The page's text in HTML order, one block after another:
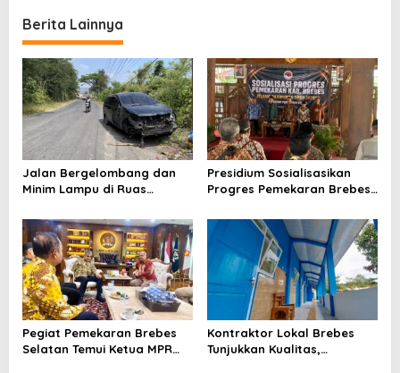
n
a
v
i
g
a
t
i
o
n
Berita Lainnya
Jalan Bergelombang dan
Minim Lampu di Ruas
Telan Korban, Innova
Hantam Pohon di
Bantarkawung
Presidium Sosialisasikan
Progres Pemekaran Brebes
Pansus DPRD Jateng Jadi
Tahap Berikutnya
Pegiat Pemekaran Brebes
Selatan Temui Ketua MPR
Kontraktor Lokal Brebes
Tunjukkan Kualitas,